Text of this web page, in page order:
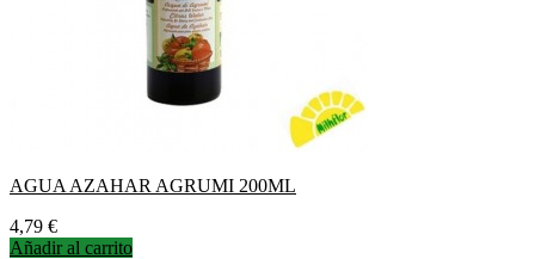
AGUA AZAHAR AGRUMI 200ML
Precio
4,79 €
Añadir al carrito